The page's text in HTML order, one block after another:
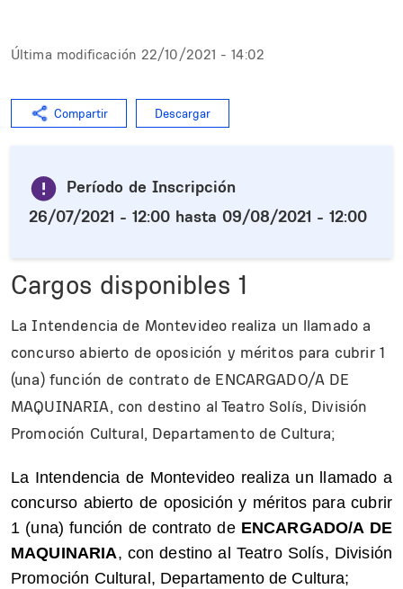
Última modificación 22/10/2021 - 14:02
Compartir Descargar
Período de Inscripción
26/07/2021 - 12:00 hasta 09/08/2021 - 12:00
Cargos disponibles 1
La Intendencia de Montevideo realiza un llamado a
concurso abierto de oposición y méritos para cubrir 1
(una) función de contrato de ENCARGADO/A DE
MAQUINARIA, con destino al Teatro Solís, División
Promoción Cultural, Departamento de Cultura;
La Intendencia de Montevideo realiza un llamado a
concurso abierto de oposición y méritos para cubrir
1 (una) función de contrato de ENCARGADO/A DE
MAQUINARIA, con destino al Teatro Solís, División
Promoción Cultural, Departamento de Cultura;